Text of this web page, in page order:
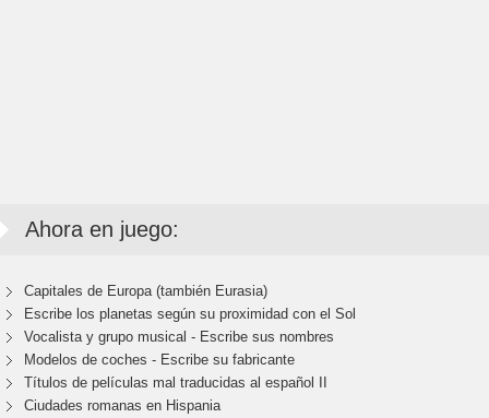
Ahora en juego:
Capitales de Europa (también Eurasia)
Escribe los planetas según su proximidad con el Sol
Vocalista y grupo musical - Escribe sus nombres
Modelos de coches - Escribe su fabricante
Títulos de películas mal traducidas al español II
Ciudades romanas en Hispania